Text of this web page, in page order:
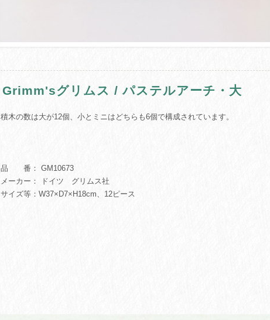
Grimm'sグリムス / パステルアーチ・大
積木の数は大が12個、小とミニはどちらも6個で構成されています。
品 番： GM10673
メーカー： ドイツ グリムス社
サイズ等：W37×D7×H18cm、12ピース